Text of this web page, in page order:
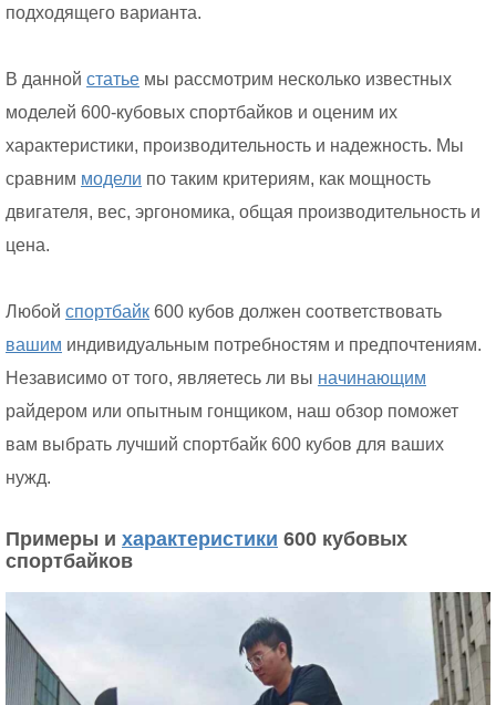
подходящего варианта.
В данной статье мы рассмотрим несколько известных
моделей 600-кубовых спортбайков и оценим их
характеристики, производительность и надежность. Мы
сравним модели по таким критериям, как мощность
двигателя, вес, эргономика, общая производительность и
цена.
Любой спортбайк 600 кубов должен соответствовать
вашим индивидуальным потребностям и предпочтениям.
Независимо от того, являетесь ли вы начинающим
райдером или опытным гонщиком, наш обзор поможет
вам выбрать лучший спортбайк 600 кубов для ваших
нужд.
Примеры и характеристики 600 кубовых
спортбайков